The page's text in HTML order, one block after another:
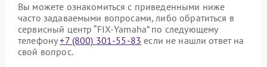
Вы можете ознакомиться с приведенными ниже
часто задаваемыми вопросами, либо обратиться в
сервисный центр “FIX-Yamaha” по следующему
телефону+7 (800) 301-55-83 если не нашли ответ на
свой вопрос.